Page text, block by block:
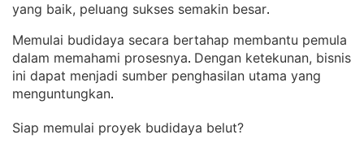
yang baik, peluang sukses semakin besar.
Memulai budidaya secara bertahap membantu pemula
dalam memahami prosesnya. Dengan ketekunan, bisnis
ini dapat menjadi sumber penghasilan utama yang
menguntungkan.
Siap memulai proyek budidaya belut?